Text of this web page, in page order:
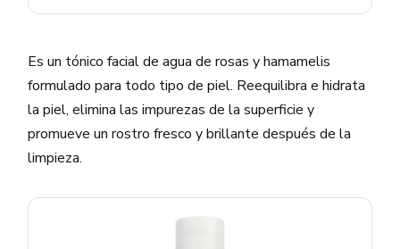
Es un tónico facial de agua de rosas y hamamelis
formulado para todo tipo de piel. Reequilibra e hidrata
la piel, elimina las impurezas de la superficie y
promueve un rostro fresco y brillante después de la
limpieza.